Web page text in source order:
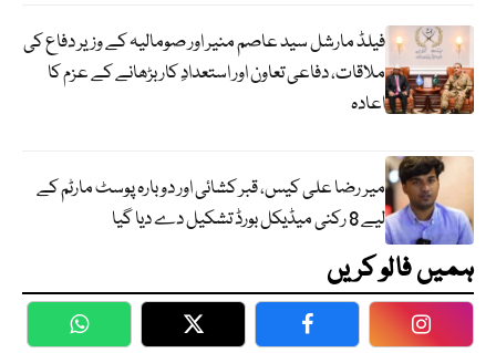
فیلڈ مارشل سید عاصم منیر اور صومالیہ کے وزیر دفاع کی
ملاقات، دفاعی تعاون اور استعدادِ کار بڑھانے کے عزم کا
اعادہ
میر رضا علی کیس، قبر کشائی اور دوبارہ پوسٹ مارٹم کے
لیے 8 رکنی میڈیکل بورڈ تشکیل دے دیا گیا
ہمیں فالو کریں
WhatsApp Twitter Facebook